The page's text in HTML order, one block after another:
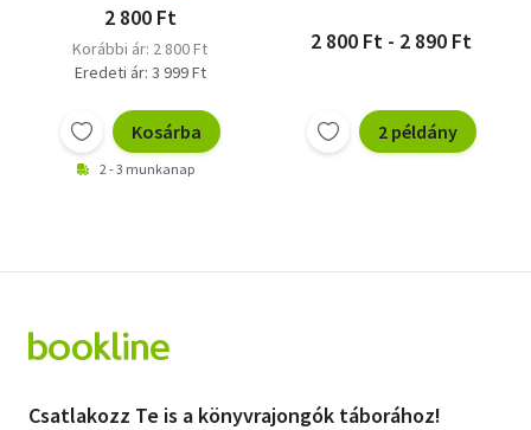
2 800 Ft
Korábbi ár: 2 800 Ft
Eredeti ár: 3 999 Ft
Kosárba
2 - 3 munkanap
2 800 Ft - 2 890 Ft
2 példány
Csatlakozz Te is a könyvrajongók táborához!